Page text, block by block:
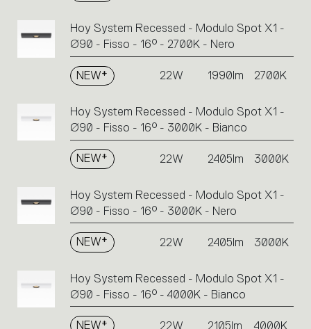
Hoy System Recessed - Modulo Spot X1 -
Ø90 - Fisso - 16° - 2700K - Nero
NEW* 22W 1990lm 2700K
Hoy System Recessed - Modulo Spot X1 -
Ø90 - Fisso - 16° - 3000K - Bianco
NEW* 22W 2405lm 3000K
Hoy System Recessed - Modulo Spot X1 -
Ø90 - Fisso - 16° - 3000K - Nero
NEW* 22W 2405lm 3000K
Hoy System Recessed - Modulo Spot X1 -
Ø90 - Fisso - 16° - 4000K - Bianco
NEW* 22W 2105lm 4000K